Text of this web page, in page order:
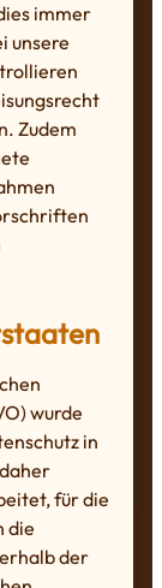
immer
unsere
Zudem
wurde
in
für die
die
der